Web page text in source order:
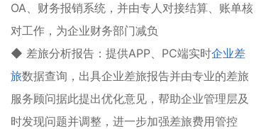
OA、财务报销系统，并由专人对接结算、账单核
对工作，为企业财务部门减负
◆ 差旅分析报告：提供APP、PC端实时企业差
旅数据查询，出具企业差旅报告并由专业的差旅
服务顾问据此提出优化意见，帮助企业管理层及
时发现问题并调整，进一步加强差旅费用管控